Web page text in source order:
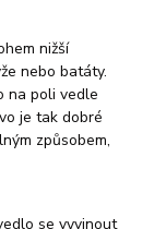
nižší
nebo batáty.
na poli vedle
je tak dobré
způsobem,
se vyvinout